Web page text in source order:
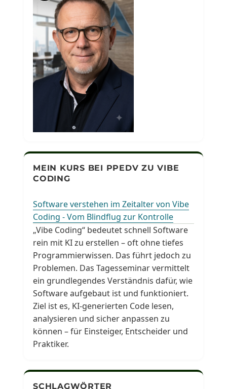
MEIN KURS BEI PPEDV ZU VIBE
CODING
Software verstehen im Zeitalter von Vibe
Coding - Vom Blindflug zur Kontrolle
„Vibe Coding“ bedeutet schnell Software
rein mit KI zu erstellen – oft ohne tiefes
Programmierwissen. Das führt jedoch zu
Problemen. Das Tagesseminar vermittelt
ein grundlegendes Verständnis dafür, wie
Software aufgebaut ist und funktioniert.
Ziel ist es, KI-generierten Code lesen,
analysieren und sicher anpassen zu
können – für Einsteiger, Entscheider und
Praktiker.
SCHLAGWÖRTER